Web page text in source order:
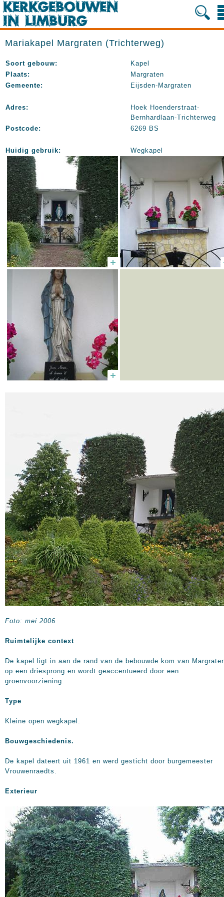
Mariakapel Margraten (Trichterweg)
Soort gebouw:
Kapel
Plaats:
Margraten
Gemeente:
Eijsden-Margraten
Adres:
Hoek Hoenderstraat-
Bernhardlaan-Trichterweg
Postcode:
6269 BS
Huidig gebruik: Wegkapel
Foto: mei 2006
Ruimtelijke context
De kapel ligt in aan de rand van de bebouwde kom van
op een driesprong en wordt geaccentueerd door een
groenvoorziening.
Type
Kleine open wegkapel.
Bouwgeschiedenis.
De kapel dateert uit 1961 en werd gesticht door burgemeester
Vrouwenraedts.
Exterieur